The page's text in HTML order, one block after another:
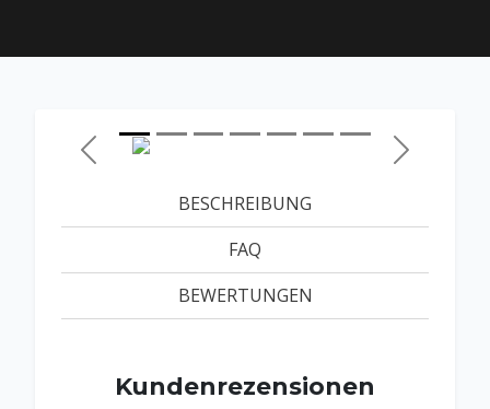
Zurück
Weiter
BESCHREIBUNG
FAQ
BEWERTUNGEN
Kundenrezensionen